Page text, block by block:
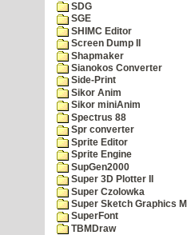
SDG
SGE
SHIMC Editor
Screen Dump II
Shapmaker
Sianokos Converter
Side-Print
Sikor Anim
Sikor miniAnim
Spectrus 88
Spr converter
Sprite Editor
Sprite Engine
SupGen2000
Super 3D Plotter II
Super Czolowka
Super Sketch Graphics
SuperFont
TBMDraw